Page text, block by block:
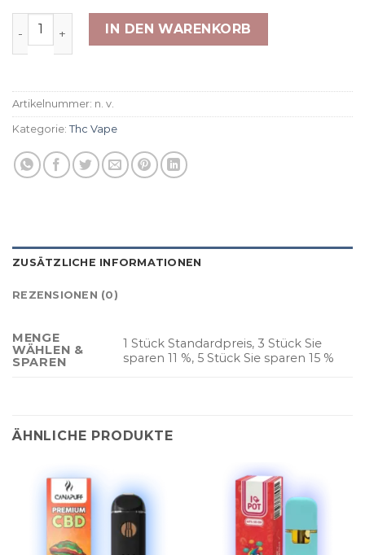
THP420 Vape - Dosi Kush 79% 1ml Menge
IN DEN WARENKORB
Artikelnummer: n. v.
Kategorie: Thc Vape
ZUSÄTZLICHE INFORMATIONEN
REZENSIONEN (0)
MENGE
WÄHLEN &
SPAREN
1 Stück Standardpreis, 3 Stück Sie
sparen 11 %, 5 Stück Sie sparen 15 %
ÄHNLICHE PRODUKTE